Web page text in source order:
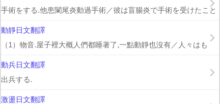
手術をする.他患闌尾炎動過手術／彼は盲腸炎で手術を受けたこと
動靜日文翻譯
（1）物音.屋子裡大概人們都睡著了,一點動靜也沒有／人々はも
動兵日文翻譯
出兵する.
激盪日文翻譯